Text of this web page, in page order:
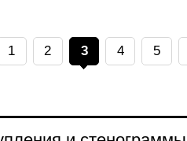
1 2 3 4 5